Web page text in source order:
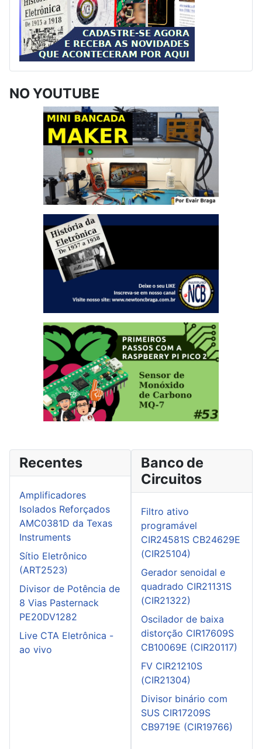
NO YOUTUBE
Recentes
Amplificadores
Isolados Reforçados
AMC0381D da Texas
Instruments
Sítio Eletrônico
(ART2523)
Divisor de Potência de
8 Vias Pasternack
PE20DV1282
Live CTA Eletrônica -
ao vivo
Banco de
Circuitos
Filtro ativo
programável
CIR24581S CB24629E
(CIR25104)
Gerador senoidal e
quadrado CIR21131S
(CIR21322)
Oscilador de baixa
distorção CIR17609S
CB10069E (CIR20117)
FV CIR21210S
(CIR21304)
Divisor binário com
SUS CIR17209S
CB9719E (CIR19766)